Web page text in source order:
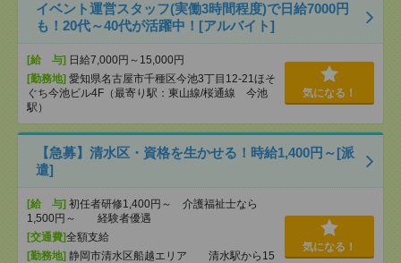
イベント運営スタッフ(実働3時間程度)で日給7000円
も！20代～40代が活躍中！[アルバイト]
[給 与] 日給7,000円～15,000円
[勤務地] 愛知県名古屋市千種区今池3丁目12-21ほそ
ぐち今池ビル4F（最寄り駅：東山線/桜通線 今池
駅）
気になる！
【急募】清水区・資格を生かせる！時給1,400円～[派
遣]
[給 与] 初任者研修1,400円～ 介護福祉士なら
1,500円～ 経験者優遇
[交通費]全額支給
[勤務地] 静岡市清水区船越エリア 清水駅から15
気になる！